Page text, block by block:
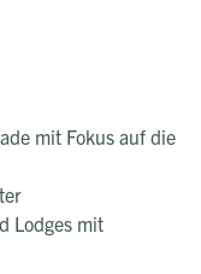
mit Fokus auf die
Lodges mit